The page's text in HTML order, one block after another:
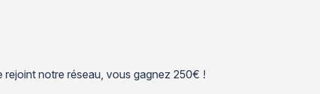
rejoint notre réseau, vous gagnez 250€ !